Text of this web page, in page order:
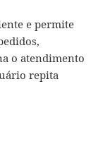
e permite
o atendimento
repita